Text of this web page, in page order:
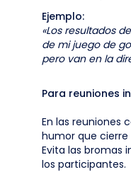
Ejemplo:
«Los resultados
de mi juego de
pero van en la
Para reuniones
En las reuniones
humor que cierre
Evita las bromas
los participantes.